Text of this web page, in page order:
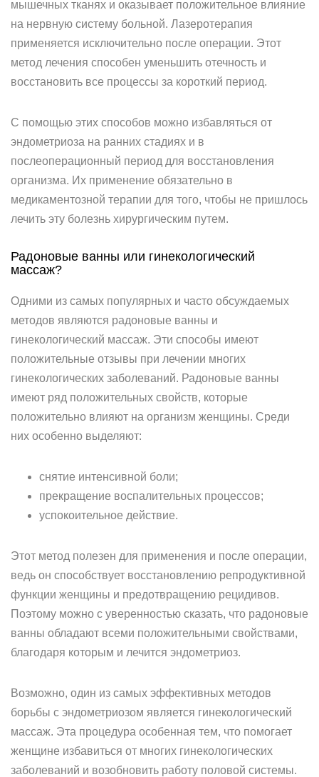
мышечных тканях и оказывает положительное влияние
на нервную систему больной. Лазеротерапия
применяется исключительно после операции. Этот
метод лечения способен уменьшить отечность и
восстановить все процессы за короткий период.
С помощью этих способов можно избавляться от
эндометриоза на ранних стадиях и в
послеоперационный период для восстановления
организма. Их применение обязательно в
медикаментозной терапии для того, чтобы не пришлось
лечить эту болезнь хирургическим путем.
Радоновые ванны или гинекологический
массаж?
Одними из самых популярных и часто обсуждаемых
методов являются радоновые ванны и
гинекологический массаж. Эти способы имеют
положительные отзывы при лечении многих
гинекологических заболеваний. Радоновые ванны
имеют ряд положительных свойств, которые
положительно влияют на организм женщины. Среди
них особенно выделяют:
снятие интенсивной боли;
прекращение воспалительных процессов;
успокоительное действие.
Этот метод полезен для применения и после операции,
ведь он способствует восстановлению репродуктивной
функции женщины и предотвращению рецидивов.
Поэтому можно с уверенностью сказать, что радоновые
ванны обладают всеми положительными свойствами,
благодаря которым и лечится эндометриоз.
Возможно, один из самых эффективных методов
борьбы с эндометриозом является гинекологический
массаж. Эта процедура особенная тем, что помогает
женщине избавиться от многих гинекологических
заболеваний и возобновить работу половой системы.